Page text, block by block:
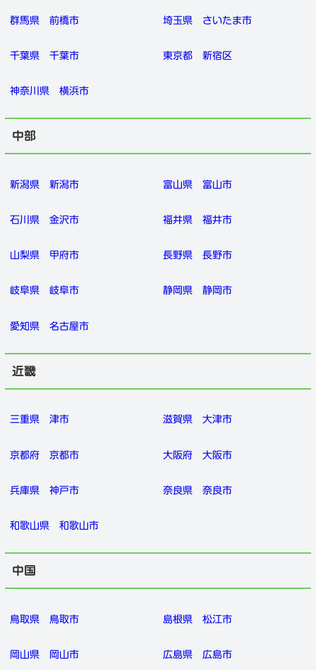
群馬県 前橋市 埼玉県 さいたま市
千葉県 千葉市 東京都 新宿区
神奈川県 横浜市
中部
新潟県 新潟市 富山県 富山市
石川県 金沢市 福井県 福井市
山梨県 甲府市 長野県 長野市
岐阜県 岐阜市 静岡県 静岡市
愛知県 名古屋市
近畿
三重県 津市 滋賀県 大津市
京都府 京都市 大阪府 大阪市
兵庫県 神戸市 奈良県 奈良市
和歌山県 和歌山市
中国
鳥取県 鳥取市 島根県 松江市
岡山県 岡山市 広島県 広島市